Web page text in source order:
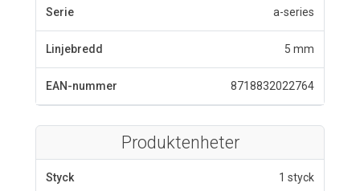
Serie a-series
Linjebredd 5 mm
EAN-nummer 8718832022764
Produktenheter
Styck 1 styck